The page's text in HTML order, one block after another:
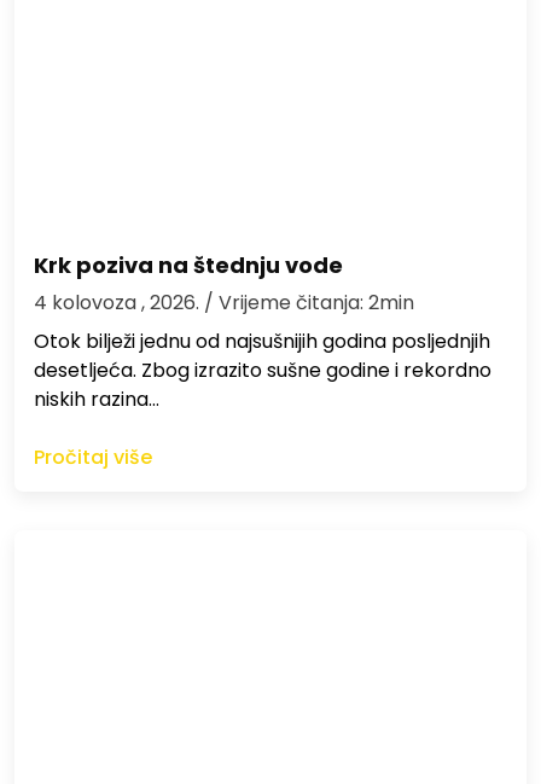
Krk poziva na štednju vode
4 kolovoza , 2026. / Vrijeme čitanja: 2min
Otok bilježi jednu od najsušnijih godina posljednjih
desetljeća. Zbog izrazito sušne godine i rekordno
niskih razina…
Pročitaj više